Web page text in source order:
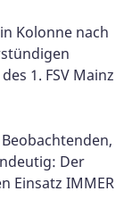
Kolonne nach
1. FSV Mainz
Der
Einsatz IMMER